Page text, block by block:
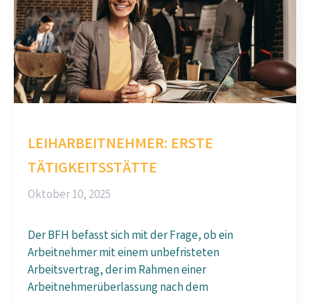
LEIHARBEITNEHMER: ERSTE
TÄTIGKEITSSTÄTTE
Oktober 10, 2025
Der BFH befasst sich mit der Frage, ob ein
Arbeitnehmer mit einem unbefristeten
Arbeitsvertrag, der im Rahmen einer
Arbeitnehmerüberlassung nach dem